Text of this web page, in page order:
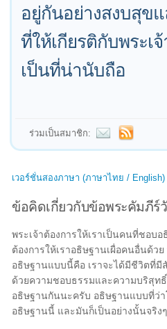
อยู่กันอย่างสงบสุข
ที่ให้เกียรติกับพระเ
เป็นที่น่านับถือ
ร่วมเป็นสมาชิก:
เวอร์ชั่นสองภาษา (ภาษาไทย / English)
ข้อคิดเกี่ยวกับข้อพระคัมภีร์
พระเจ้าต้องการให้เราเป็นคนที่ชอบ
ต้องการให้เราอธิษฐานเผื่อคนอื่นด้ว
อธิษฐานแบบนี้คือ เราจะได้มีชีวิตที่
ด้วยความชอบธรรมและความบริสุท
อธิษฐานกันนะครับ อธิษฐานแบบที่ว่า
อธิษฐานนี้ และมันก็เป็นอย่างนั้นจริง